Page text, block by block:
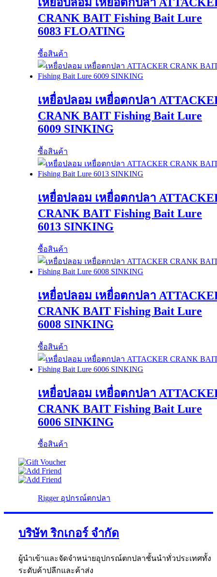
เหยื่อปลอม เหยื่อตกปลา
CRANK BAIT Fishing Bait Lure
6083 FLOATING
ซื้อสินค้า
เหยื่อปลอม เหยื่อตกปลา
CRANK BAIT Fishing Bait Lure
6009 SINKING
ซื้อสินค้า
เหยื่อปลอม เหยื่อตกปลา
CRANK BAIT Fishing Bait Lure
6013 SINKING
ซื้อสินค้า
เหยื่อปลอม เหยื่อตกปลา
CRANK BAIT Fishing Bait Lure
6008 SINKING
ซื้อสินค้า
เหยื่อปลอม เหยื่อตกปลา
CRANK BAIT Fishing Bait Lure
6006 SINKING
ซื้อสินค้า
Rigger อุปกรณ์ตกปลา
บริษัท ริกเกอร์ จำกัด
ผู้นำเข้าและจัดจำหน่ายอุปกรณ์ตกปลาชั้นนำทั่วประเทศทั้ง
ระดับค้าปลีกและค้าส่ง